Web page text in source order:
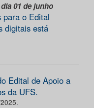
01 de junho
para o Edital
digitais está
Edital de Apoio a
da UFS.